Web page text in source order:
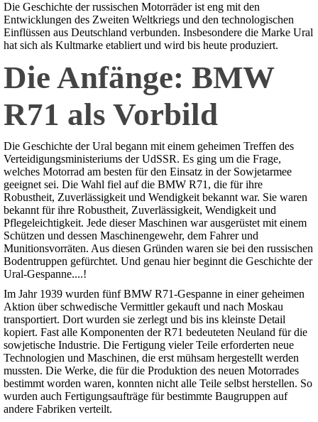
Die Geschichte der russischen Motorräder ist eng mit den
Entwicklungen des Zweiten Weltkriegs und den technologischen
Einflüssen aus Deutschland verbunden. Insbesondere die Marke Ural
hat sich als Kultmarke etabliert und wird bis heute produziert.
Die Anfänge: BMW
R71 als Vorbild
Die Geschichte der Ural begann mit einem geheimen Treffen des
Verteidigungsministeriums der UdSSR. Es ging um die Frage,
welches Motorrad am besten für den Einsatz in der Sowjetarmee
geeignet sei. Die Wahl fiel auf die BMW R71, die für ihre
Robustheit, Zuverlässigkeit und Wendigkeit bekannt war. Sie waren
bekannt für ihre Robustheit, Zuverlässigkeit, Wendigkeit und
Pflegeleichtigkeit. Jede dieser Maschinen war ausgerüstet mit einem
Schützen und dessen Maschinengewehr, dem Fahrer und
Munitionsvorräten. Aus diesen Gründen waren sie bei den russischen
Bodentruppen gefürchtet. Und genau hier beginnt die Geschichte der
Ural-Gespanne....!
Im Jahr 1939 wurden fünf BMW R71-Gespanne in einer geheimen
Aktion über schwedische Vermittler gekauft und nach Moskau
transportiert. Dort wurden sie zerlegt und bis ins kleinste Detail
kopiert. Fast alle Komponenten der R71 bedeuteten Neuland für die
sowjetische Industrie. Die Fertigung vieler Teile erforderten neue
Technologien und Maschinen, die erst mühsam hergestellt werden
mussten. Die Werke, die für die Produktion des neuen Motorrades
bestimmt worden waren, konnten nicht alle Teile selbst herstellen. So
wurden auch Fertigungsaufträge für bestimmte Baugruppen auf
andere Fabriken verteilt.